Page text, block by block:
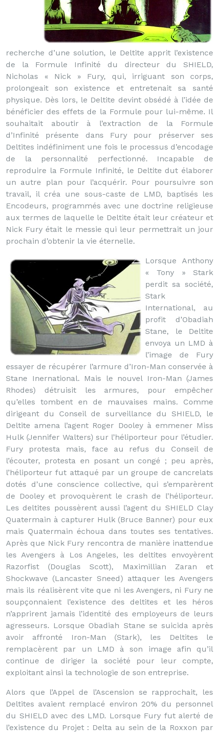
recherche d’une solution, le Deltite apprit l’existence
de la Formule Infinité du directeur du SHIELD,
Nicholas « Nick » Fury, qui, irriguant son corps,
prolongeait son existence et entretenait sa santé
physique. Dès lors, le Deltite devint obsédé à l’idée de
bénéficier des effets de la Formule pour lui-même. Il
souhaitait aboutir à l’extraction de la Formule
d’Infinité présente dans Fury pour préserver ses
Deltites indéfiniment une fois le processus d’encodage
de la personnalité perfectionné. Incapable de
reproduire la Formule Infinité, le Deltite dut élaborer
un autre plan pour l’acquérir. Pour poursuivre son
travail, il créa une sous-caste de LMD, baptisés les
Encodeurs, programmés avec une doctrine religieuse
aux termes de laquelle le Deltite était leur créateur et
Nick Fury était le messie qui leur permettrait un jour
prochain d’obtenir la vie éternelle.
Lorsque Anthony
« Tony » Stark
perdit sa société,
Stark
International, au
profit d’Obadiah
Stane, le Deltite
envoya un LMD à
l’image de Fury
essayer de récupérer l’armure d’Iron-Man conservée à
Stane Inernational. Mais le nouvel Iron-Man (James
Rhodes) détruisit les armures, pour empêcher
qu’elles tombent en de mauvaises mains. Comme
dirigeant du Conseil de surveillance du SHIELD, le
Deltite amena l’agent Roger Dooley à emmener Miss
Hulk (Jennifer Walters) sur l’héliporteur pour l’étudier.
Fury protesta mais, face au refus du Conseil de
l’écouter, protesta en posant un congé ; peu après,
l’héliporteur fut attaqué par un groupe de cancrelats
dotés d’une conscience collective, qui s’emparèrent
de Dooley et provoquèrent le crash de l’héliporteur.
Les deltites poussèrent aussi l’agent du SHIELD Clay
Quatermain à capturer Hulk (Bruce Banner) pour eux
mais Quatermain échoua dans toutes ses tentatives.
Après que Nick Fury rencontra de manière inattendue
les Avengers à Los Angeles, les deltites envoyèrent
Razorfist (Douglas Scott), Maximillian Zaran et
Shockwave (Lancaster Sneed) attaquer les Avengers
mais ils réalisèrent vite que ni les Avengers, ni Fury ne
soupçonnaient l’existence des deltites et les héros
n’apprirent jamais l’identité des employeurs de leurs
agresseurs. Lorsque Obadiah Stane se suicida après
avoir affronté Iron-Man (Stark), les Deltites le
remplacèrent par un LMD à son image afin qu’il
continue de diriger la société pour leur compte,
exploitant ainsi la technologie de son entreprise.
Alors que l’Appel de l’Ascension se rapprochait, les
Deltites avaient remplacé environ 20% du personnel
du SHIELD avec des LMD. Lorsque Fury fut alerté de
l’existence du Projet : Delta au sein de la Roxxon par